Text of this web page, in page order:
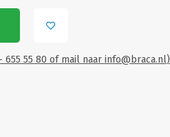
655 55 80 of mail naar info@braca.nl)